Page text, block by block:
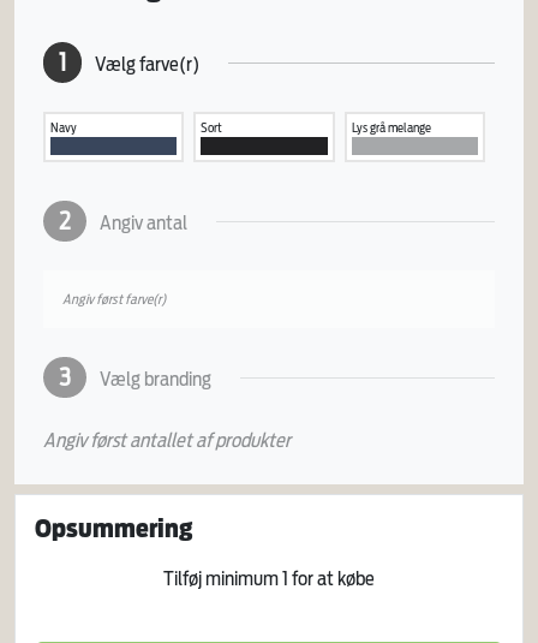
1 Vælg farve(r)
Navy Sort Lys grå melange
2 Angiv antal
Angiv først farve(r)
3 Vælg branding
Angiv først antallet af produkter
Opsummering
Tilføj minimum1 for at købe